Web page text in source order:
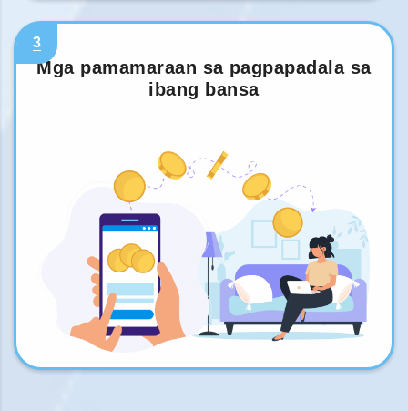
3
Mga pamamaraan sa pagpapadala sa
ibang bansa